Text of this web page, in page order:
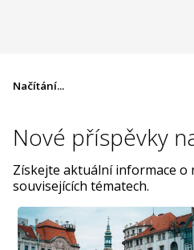
Načítání...
Nové příspěvky
Získejte aktuální informace o
souvisejících tématech.